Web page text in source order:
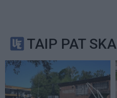
TAIP PAT